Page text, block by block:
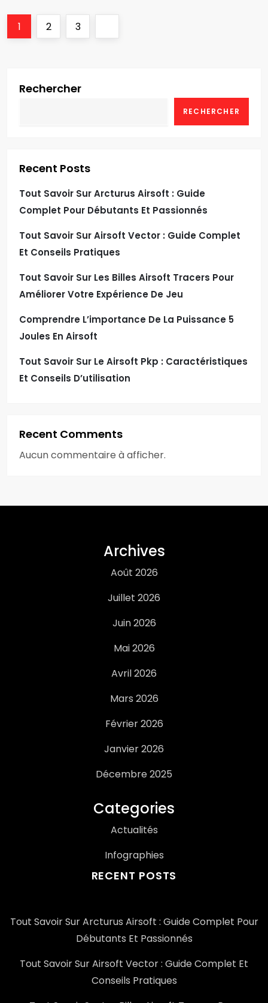
P
g
a
d
p
b
c
Page
1 Page
2 Page
3
Rechercher
RECHERCHER
Recent Posts
Tout Savoir Sur Arcturus Airsoft : Guide
Complet Pour Débutants Et Passionnés
Tout Savoir Sur Airsoft Vector : Guide Complet
Et Conseils Pratiques
Tout Savoir Sur Les Billes Airsoft Tracers Pour
Améliorer Votre Expérience De Jeu
Comprendre L’importance De La Puissance 5
Joules En Airsoft
Tout Savoir Sur Le Airsoft Pkp : Caractéristiques
Et Conseils D’utilisation
Recent Comments
Aucun commentaire à afficher.
Archives
Août 2026
Juillet 2026
Juin 2026
Mai 2026
Avril 2026
Mars 2026
Février 2026
Janvier 2026
Décembre 2025
Categories
Actualités
Infographies
RECENT POSTS
Tout Savoir Sur Arcturus Airsoft : Guide Complet Pour
Débutants Et Passionnés
Tout Savoir Sur Airsoft Vector : Guide Complet Et
Conseils Pratiques